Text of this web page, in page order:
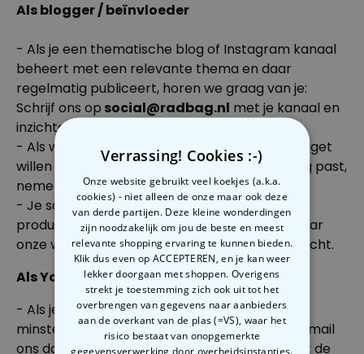
Als blogger / beïnvloeder
- Als je een thematische blog of Instagram kanaal
beheert met een relevante thema en daar
regelmatig publiceert, horen we graag van je:
Schrijf ons op social@radbag.nl met je kanaal en
inzichten.
- Als we een recensie van een toffe nieuw gadget
willen en denken dat het goed bij jou en je blog past,
nemen we contact met je op!
- Je schrijft een productbespreking met
productfoto's op je blog, inclusief backlinks naar
onze website, en stuurt ons de link naar je bericht.
Als Youtuber
- Als je een eigen Youtube kanaal hebt met te
minste 1.000 fans en deze regelmatig update, mail
ons dan alsjeblieft opsocial@radbag.nlmet de
Verrassing! Cookies :-)
Onze website gebruikt veel koekjes (a.k.a.
cookies) - niet alleen de onze maar ook deze
van derde partijen. Deze kleine wonderdingen
zijn noodzakelijk om jou de beste en meest
relevante shopping ervaring te kunnen bieden.
Klik dus even op ACCEPTEREN, en je kan weer
lekker doorgaan met shoppen. Overigens
strekt je toestemming zich ook uit tot het
overbrengen van gegevens naar aanbieders
aan de overkant van de plas (=VS), waar het
risico bestaat van onopgemerkte
gegevensverwerking door overheidsinstanties.